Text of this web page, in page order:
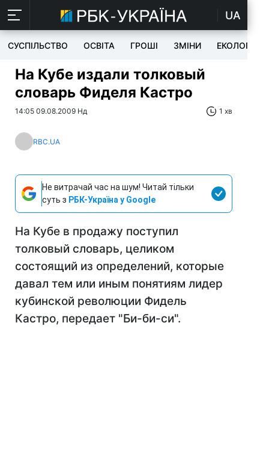
UA
СУСПІЛЬСТВО ОСВІТА ГРОШІ ЗМІНИ ЕКОЛОГІЯ
На Кубе издали толковый
словарь Фиделя Кастро
14:05 09.08.2009 Нд 1 хв
RBC.UA
Не витрачай час на шум! Читай тільки
суть з РБК-Україна у Google
На Кубе в продажу поступил
толковый словарь, целиком
состоящий из определений, которые
давал тем или иным понятиям лидер
кубинской революции Фидель
Кастро, передает "Би-би-си".